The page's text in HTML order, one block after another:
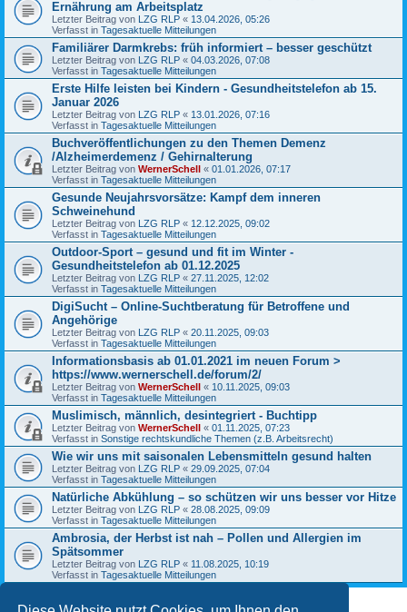
Ernährung am Arbeitsplatz
Letzter Beitrag von LZG RLP « 13.04.2026, 05:26
Verfasst in Tagesaktuelle Mitteilungen
Familiärer Darmkrebs: früh informiert – besser geschützt
Letzter Beitrag von LZG RLP « 04.03.2026, 07:08
Verfasst in Tagesaktuelle Mitteilungen
Erste Hilfe leisten bei Kindern - Gesundheitstelefon ab 15.
Januar 2026
Letzter Beitrag von LZG RLP « 13.01.2026, 07:16
Verfasst in Tagesaktuelle Mitteilungen
Buchveröffentlichungen zu den Themen Demenz
/Alzheimerdemenz / Gehirnalterung
Letzter Beitrag von WernerSchell « 01.01.2026, 07:17
Verfasst in Tagesaktuelle Mitteilungen
Gesunde Neujahrsvorsätze: Kampf dem inneren
Schweinehund
Letzter Beitrag von LZG RLP « 12.12.2025, 09:02
Verfasst in Tagesaktuelle Mitteilungen
Outdoor-Sport – gesund und fit im Winter -
Gesundheitstelefon ab 01.12.2025
Letzter Beitrag von LZG RLP « 27.11.2025, 12:02
Verfasst in Tagesaktuelle Mitteilungen
DigiSucht – Online-Suchtberatung für Betroffene und
Angehörige
Letzter Beitrag von LZG RLP « 20.11.2025, 09:03
Verfasst in Tagesaktuelle Mitteilungen
Informationsbasis ab 01.01.2021 im neuen Forum >
https://www.wernerschell.de/forum/2/
Letzter Beitrag von WernerSchell « 10.11.2025, 09:03
Verfasst in Tagesaktuelle Mitteilungen
Muslimisch, männlich, desintegriert - Buchtipp
Letzter Beitrag von WernerSchell « 01.11.2025, 07:23
Verfasst in Sonstige rechtskundliche Themen (z.B. Arbeitsrecht)
Wie wir uns mit saisonalen Lebensmitteln gesund halten
Letzter Beitrag von LZG RLP « 29.09.2025, 07:04
Verfasst in Tagesaktuelle Mitteilungen
Natürliche Abkühlung – so schützen wir uns besser vor Hitze
Letzter Beitrag von LZG RLP « 28.08.2025, 09:09
Verfasst in Tagesaktuelle Mitteilungen
Ambrosia, der Herbst ist nah – Pollen und Allergien im
Spätsommer
Letzter Beitrag von LZG RLP « 11.08.2025, 10:19
Verfasst in Tagesaktuelle Mitteilungen